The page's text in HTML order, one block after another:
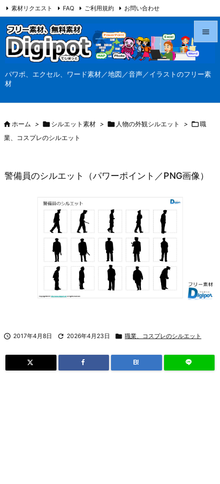
パワポ、エクセル、ワード素材／地図／音声／イラストのフリー素
材




素材リクエスト FAQ ご利用規約 お問い合わせ
当サイト（Digipot.net）について
ホーム > シルエット素材 >  人物の外観シルエット > 職
業、コスプレのシルエット
警備員のシルエット（パワーポイント／PNG画像）
 2017年4月8日  2026年4月23日  職業、コスプレのシルエット
B!